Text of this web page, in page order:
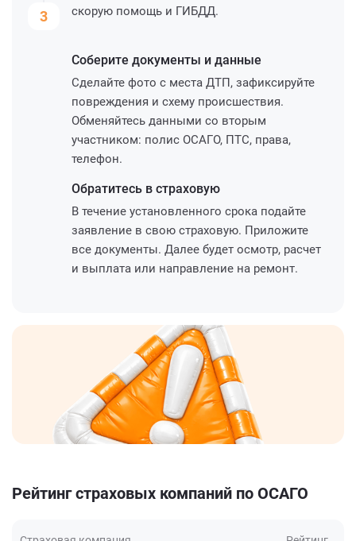
3
скорую помощь и ГИБДД.
Соберите документы и данные
Сделайте фото с места ДТП, зафиксируйте
повреждения и схему происшествия.
Обменяйтесь данными со вторым
участником: полис ОСАГО, ПТС, права,
телефон.
Обратитесь в страховую
В течение установленного срока подайте
заявление в свою страховую. Приложите
все документы. Далее будет осмотр, расчет
и выплата или направление на ремонт.
Рейтинг страховых компаний по ОСАГО